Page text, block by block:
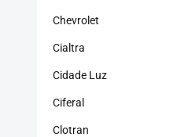
Chevrolet
Cialtra
Cidade Luz
Ciferal
Clotran